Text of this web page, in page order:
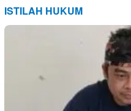
ISTILAH HUKUM